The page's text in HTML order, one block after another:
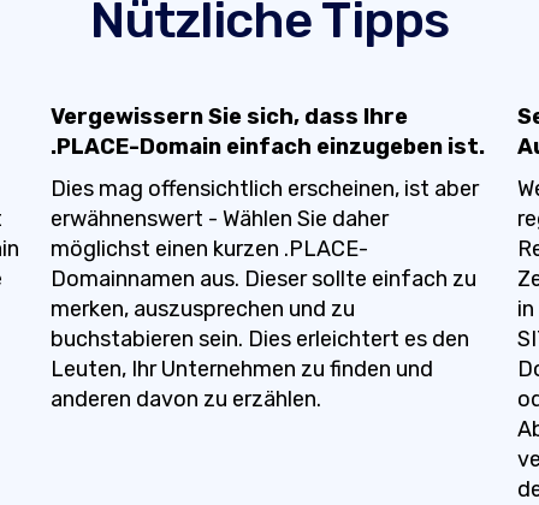
Nützliche Tipps
Vergewissern Sie sich, dass Ihre
.PLACE-Domain einfach einzugeben ist.
Dies mag offensichtlich erscheinen, ist aber
erwähnenswert - Wählen Sie daher
möglichst einen kurzen .PLACE-
Domainnamen aus. Dieser sollte einfach zu
merken, auszusprechen und zu
buchstabieren sein. Dies erleichtert es den
Leuten, Ihr Unternehmen zu finden und
anderen davon zu erzählen.